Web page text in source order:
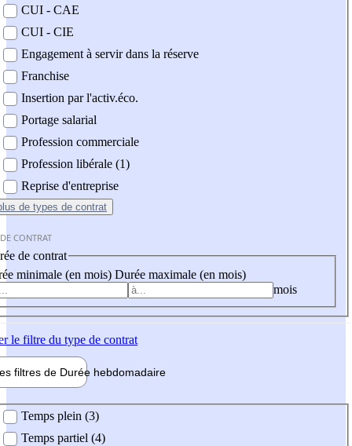
CUI - CAE
CUI - CIE
Engagement à servir dans la réserve
Franchise
Insertion par l'activ.éco.
Portage salarial
Profession commerciale
Profession libérale (1)
Reprise d'entreprise
de types de contrat
CONTRAT
de contrat
minimale (en mois) Durée maximale (en mois)
mois
le filtre du type de contrat
filtres de Durée hebdomadaire
Temps plein (3)
Temps partiel (4)